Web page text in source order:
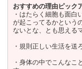
おすすめの理由ピック
・はたらく細胞も面白
が起こってるかという
ないとな、とも思える
・規則正しい生活を送
・身体の中でこんなこ